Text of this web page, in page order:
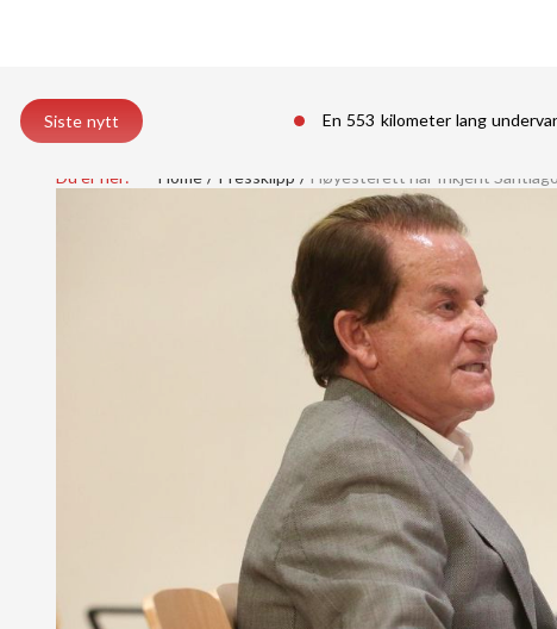
Siste nytt En 553 kilometer lang
Du er her: Home Pressklipp